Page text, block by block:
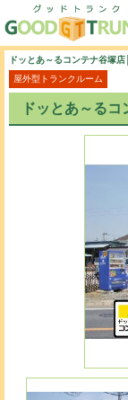
ドッとあ～るコンテナ谷塚
屋外型トランクルーム
ドッとあ～る